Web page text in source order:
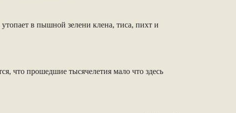
в пышной зелени клена, тиса, пихт и
что прошедшие тысячелетия мало что здесь